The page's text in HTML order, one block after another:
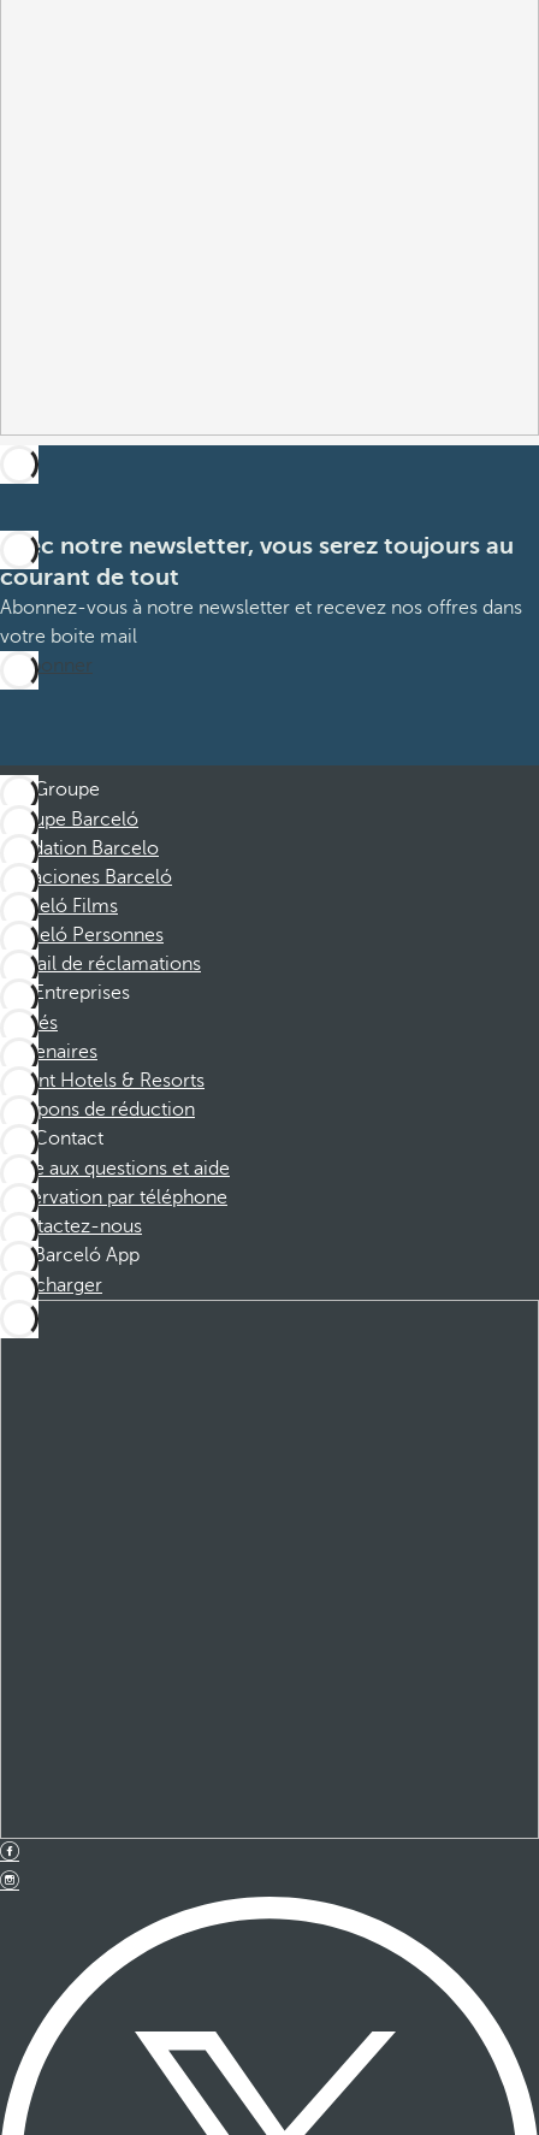
Avec notre newsletter, vous serez toujours au
courant de tout
Abonnez-vous à notre newsletter et recevez nos offres dans
votre boite mail
M’abonner
Groupe
Groupe Barceló
Fondation Barcelo
Vacaciones Barceló
Barceló Films
Barceló Personnes
Portail de réclamations
Entreprises
Affiliés
Partenaires
Dorint Hotels & Resorts
Coupons de réduction
Contact
Foire aux questions et aide
Réservation par téléphone
Contactez-nous
Barceló App
Télécharger